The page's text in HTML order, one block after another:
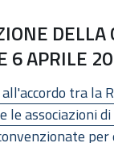
DELLA
6 APRILE
tra la
le associazioni